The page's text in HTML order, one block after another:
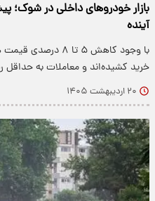
بازار خودروهای داخلی در
آینده
با وجود کاهش ۵ تا
خرید کشیده‌اند و معاملات به
۲۰ اردیبهشت ۱۴۰۵